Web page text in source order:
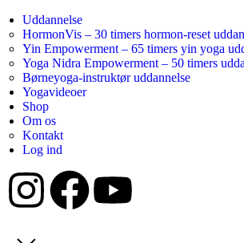
Uddannelse
HormonVis – 30 timers hormon-reset
Yin Empowerment – 65 timers yin yoga
Yoga Nidra Empowerment – 50 timers
Børneyoga-instruktør uddannelse
Yogavideoer
Shop
Om os
Kontakt
Log ind